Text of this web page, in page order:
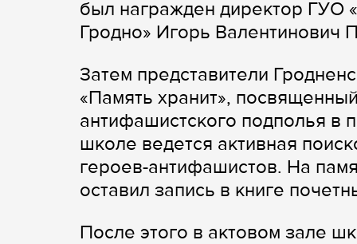
был награжден директор
Гродно» Игорь Валентинович
Затем представители
«Память хранит»,
антифашистского подполья в
школе ведется активная
героев-антифашистов. На
оставил запись в книге
После этого в актовом зале